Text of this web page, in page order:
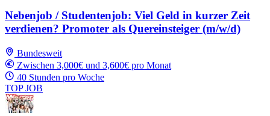
Nebenjob / Studentenjob: Viel Geld in kurzer Zeit
verdienen? Promoter als Quereinsteiger (m/w/d)
Bundesweit
Zwischen 3,000€ und 3,600€ pro Monat
40 Stunden pro Woche
TOP JOB